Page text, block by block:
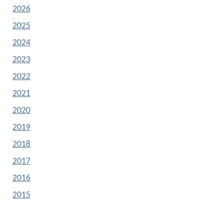
2026
2025
2024
2023
2022
2021
2020
2019
2018
2017
2016
2015